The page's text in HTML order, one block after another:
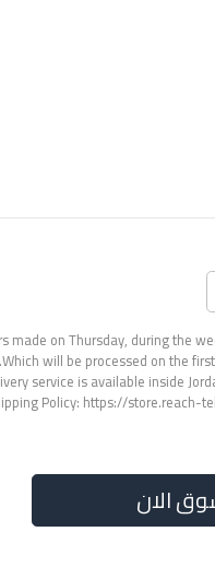
on Thursday, during the
Which will be processed on the
service is available inside
Policy: https://store.reach-
الان